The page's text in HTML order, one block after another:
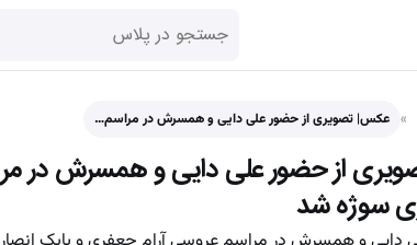
عکس| تصویری از حضور علی دایی و همسرش در مراسم…
از حضور علی دایی و همسرش در
سوژه شد